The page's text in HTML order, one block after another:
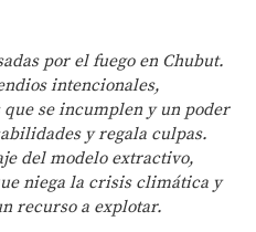
por el fuego en Chubut.
intencionales,
se incumplen y un poder
y regala culpas.
del modelo extractivo,
niega la crisis climática y
recurso a explotar.